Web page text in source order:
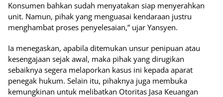
Konsumen bahkan sudah menyatakan siap menyerahkan
unit. Namun, pihak yang menguasai kendaraan justru
menghambat proses penyelesaian,” ujar Yansyen.
‎Ia menegaskan, apabila ditemukan unsur penipuan atau
kesengajaan sejak awal, maka pihak yang dirugikan
sebaiknya segera melaporkan kasus ini kepada aparat
penegak hukum. Selain itu, pihaknya juga membuka
kemungkinan untuk melibatkan Otoritas Jasa Keuangan